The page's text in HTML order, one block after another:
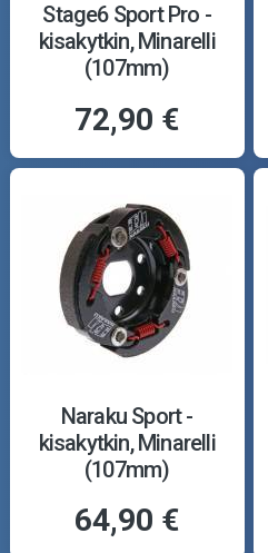
Stage6 Sport Pro -
kisakytkin, Minarelli
(107mm)
72,90 €
Naraku Sport -
kisakytkin, Minarelli
(107mm)
64,90 €